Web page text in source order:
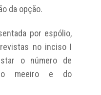
da opção.
por espólio,
no inciso I
o número de
meeiro e do